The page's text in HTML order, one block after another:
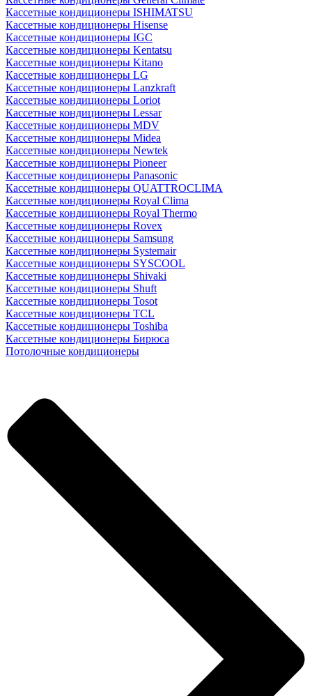
Кассетные кондиционеры ISHIMATSU
Кассетные кондиционеры Hisense
Кассетные кондиционеры IGC
Кассетные кондиционеры Kentatsu
Кассетные кондиционеры Kitano
Кассетные кондиционеры LG
Кассетные кондиционеры Lanzkraft
Кассетные кондиционеры Loriot
Кассетные кондиционеры Lessar
Кассетные кондиционеры MDV
Кассетные кондиционеры Midea
Кассетные кондиционеры Newtek
Кассетные кондиционеры Pioneer
Кассетные кондиционеры Panasonic
Кассетные кондиционеры QUATTROCLIMA
Кассетные кондиционеры Royal Clima
Кассетные кондиционеры Royal Thermo
Кассетные кондиционеры Rovex
Кассетные кондиционеры Samsung
Кассетные кондиционеры Systemair
Кассетные кондиционеры SYSCOOL
Кассетные кондиционеры Shivaki
Кассетные кондиционеры Shuft
Кассетные кондиционеры Tosot
Кассетные кондиционеры TCL
Кассетные кондиционеры Toshiba
Кассетные кондиционеры Бирюса
Потолочные кондиционеры